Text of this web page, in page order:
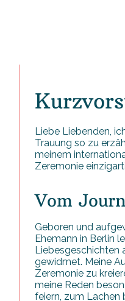
Liebe Liebenden,
Trauung so zu
meinem
Zeremonie
Vom
Geboren und
Ehemann in Berlin
Liebesgeschichten
gewidmet. Meine
Zeremonie zu
meine Reden
feiern, zum Lachen